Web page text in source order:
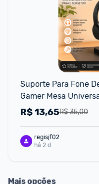
Suporte Para Fone
Gamer Mesa
Escritório Home Office
R$ 35,00
R$13,65
regisjf02
há 2 d
Mais opções